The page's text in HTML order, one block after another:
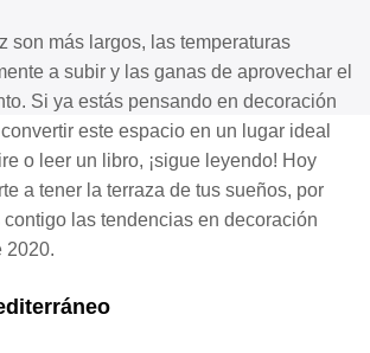
son más largos, las temperaturas
a subir y las ganas de aprovechar el
Si ya estás pensando en decoración
nvertir este espacio en un lugar ideal
o leer un libro, ¡sigue leyendo! Hoy
a tener la terraza de tus sueños, por
las tendencias en decoración
2020.